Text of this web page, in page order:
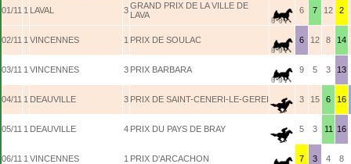
01/11 1 LAVAL 3GRAND PRIX DE LA VILLE DE
LAVA
6 7 12 2
02/11 1 VINCENNES 1 PRIX DE SOULAC 6 12 8 14
03/11 1 VINCENNES 3 PRIX BARBARA 9 5 3 13
04/11 1 DEAUVILLE 3 PRIX DE SAINT-CENERI-LE-GEREI 3 15 6 16
05/11 1 DEAUVILLE 4 PRIX DU PAYS DE BRAY 5 3 11 16
06/11 1 VINCENNES 1 PRIX D'ARCACHON 7 3 4 8